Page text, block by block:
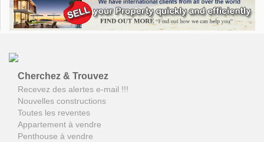
Cherchez & Trouvez
Recevez des alertes e-mail !!!
Nouvelles constructions
Toutes les reventes
Appartement à vendre
Penthouse à vendre